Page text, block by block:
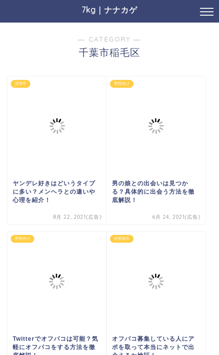
7kg｜ナナカゲ
― CATEGORY ―
千葉市稲毛区
沼津市
ヤンデレ好きはどいうタイプ
に多い？メンヘラとの違いや
心理を紹介！
8月 22, 2021(広告)
男性向け
男の娘との出会いは見つか
る？具体的に出会う方法を徹
底解説！
6月 24, 2021(広告)
男性向け
Twitterでオフパコは可能？気
軽にオフパコをする方法を徹
佐世保市
オフパコ募集している人にア
ポを取って本当にネットで出